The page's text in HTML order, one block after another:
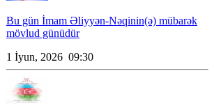
Bu gün İmam Əliyyən-Nəqinin(ə) mübarək
mövlud günüdür
1 İyun, 2026 09:30